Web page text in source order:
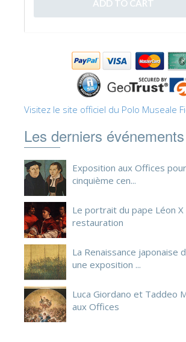
Visitez le site officiel du Polo Museale
Les derniers événements
Exposition aux Offices
cinquième cen...
Le portrait du pape Léon X
restauration
La Renaissance japonaise
une exposition ...
Luca Giordano et Taddeo
aux Offices